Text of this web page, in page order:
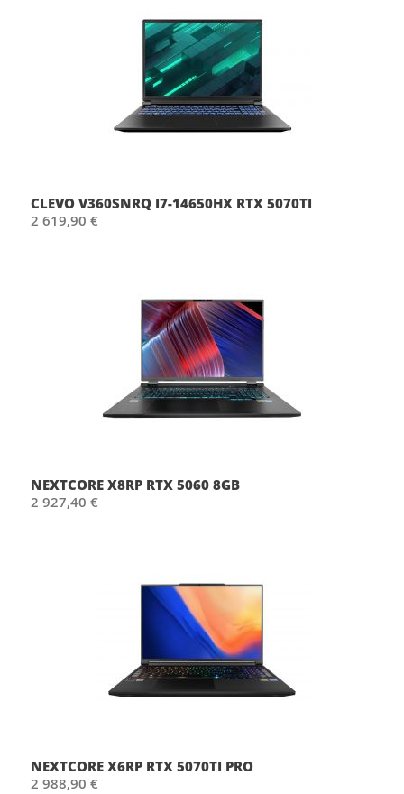
CLEVO V360SNRQ I7-14650HX RTX 5070TI
2 619,90 €
NEXTCORE X8RP RTX 5060 8GB
2 927,40 €
NEXTCORE X6RP RTX 5070TI PRO
2 988,90 €